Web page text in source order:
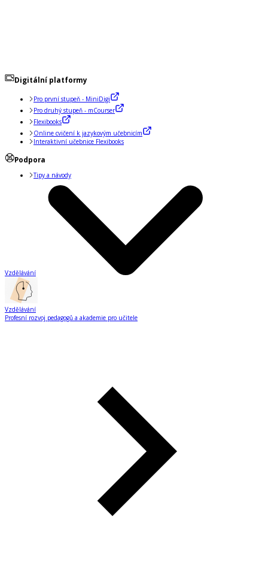
Digitální platformy
Pro první stupeň - MiniDigi
Pro druhý stupeň - mCourser
Flexibooks
Online cvičení k jazykovým učebnicím
Interaktivní učebnice Flexibooks
Podpora
Tipy a návody
Vzdělávání
Vzdělávání
Profesní rozvoj pedagogů a akademie pro učitele